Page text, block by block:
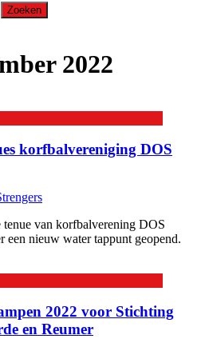
2022
korfbalvereniging DOS
van korfbalverening DOS
nieuw water tappunt geopend.
2022 voor Stichting
en Reumer